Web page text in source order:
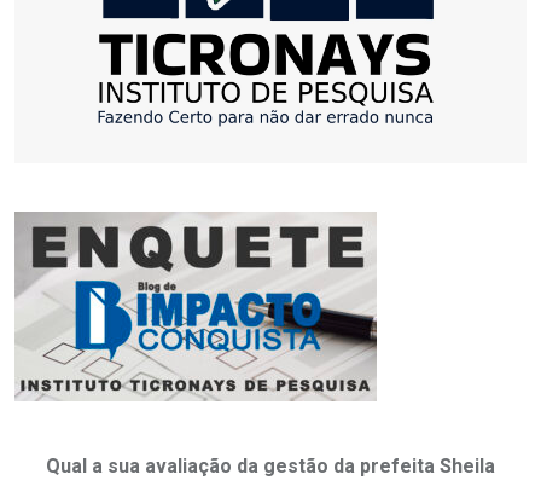
Qual a sua avaliação da gestão da prefeita Sheila